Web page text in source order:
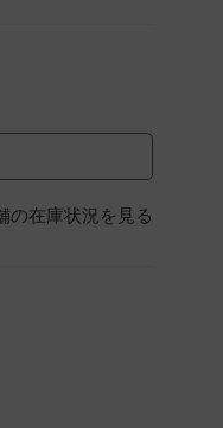
の在庫状況を見る